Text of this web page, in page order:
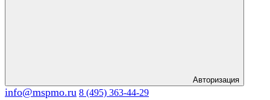
Авторизация
info@mspmo.ru 8 (495) 363-44-29